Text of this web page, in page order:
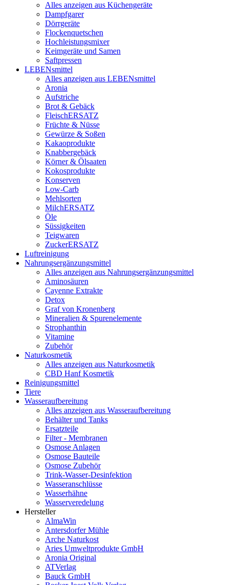
Alles anzeigen aus Küchengeräte
Dampfgarer
Dörrgeräte
Flockenquetschen
Hochleistungsmixer
Keimgeräte und Samen
Saftpressen
LEBENsmittel
Alles anzeigen aus LEBENsmittel
Aronia
Aufstriche
Brot & Gebäck
FleischERSATZ
Früchte & Nüsse
Gewürze & Soßen
Kakaoprodukte
Knabbergebäck
Körner & Ölsaaten
Kokosprodukte
Konserven
Low-Carb
Mehlsorten
MilchERSATZ
Öle
Süssigkeiten
Teigwaren
ZuckerERSATZ
Luftreinigung
Nahrungsergänzungsmittel
Alles anzeigen aus Nahrungsergänzungsmittel
Aminosäuren
Cayenne Extrakte
Detox
Graf von Kronenberg
Mineralien & Spurenelemente
Strophanthin
Vitamine
Zubehör
Naturkosmetik
Alles anzeigen aus Naturkosmetik
CBD Hanf Kosmetik
Reinigungsmittel
Tiere
Wasseraufbereitung
Alles anzeigen aus Wasseraufbereitung
Behälter und Tanks
Ersatzteile
Filter - Membranen
Osmose Anlagen
Osmose Bauteile
Osmose Zubehör
Trink-Wasser-Desinfektion
Wasseranschlüsse
Wasserhähne
Wasserveredelung
Hersteller
AlmaWin
Antersdorfer Mühle
Arche Naturkost
Aries Umweltprodukte GmbH
Aronia Original
ATVerlag
Bauck GmbH